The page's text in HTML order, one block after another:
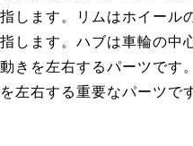
します。リムはホイール
します。ハブは車輪の中
きを左右するパーツです
左右する重要なパーツで